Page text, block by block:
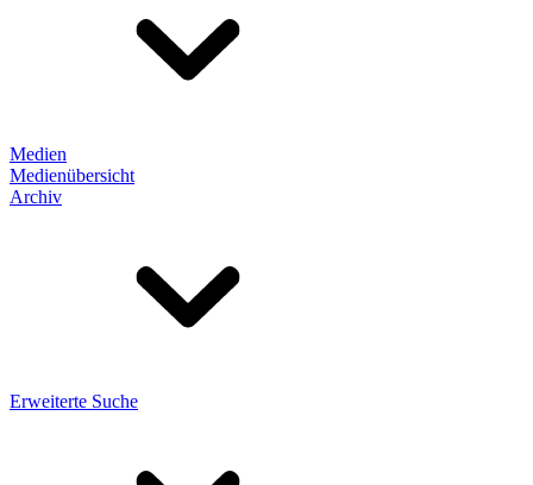
Medien
Medienübersicht
Archiv
Erweiterte Suche